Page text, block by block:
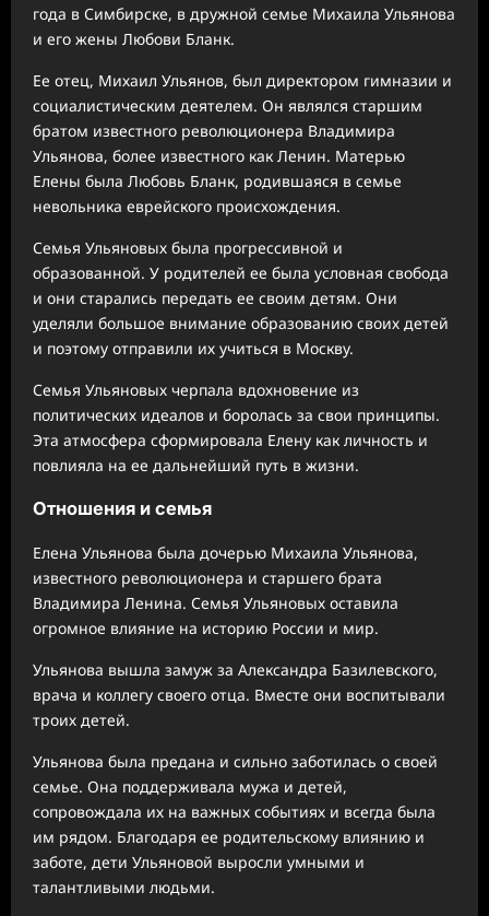
года в Симбирске, в дружной семье Михаила Ульянова
и его жены Любови Бланк.
Ее отец, Михаил Ульянов, был директором гимназии и
социалистическим деятелем. Он являлся старшим
братом известного революционера Владимира
Ульянова, более известного как Ленин. Матерью
Елены была Любовь Бланк, родившаяся в семье
невольника еврейского происхождения.
Семья Ульяновых была прогрессивной и
образованной. У родителей ее была условная свобода
и они старались передать ее своим детям. Они
уделяли большое внимание образованию своих детей
и поэтому отправили их учиться в Москву.
Семья Ульяновых черпала вдохновение из
политических идеалов и боролась за свои принципы.
Эта атмосфера сформировала Елену как личность и
повлияла на ее дальнейший путь в жизни.
Отношения и семья
Елена Ульянова была дочерью Михаила Ульянова,
известного революционера и старшего брата
Владимира Ленина. Семья Ульяновых оставила
огромное влияние на историю России и мир.
Ульянова вышла замуж за Александра Базилевского,
врача и коллегу своего отца. Вместе они воспитывали
троих детей.
Ульянова была предана и сильно заботилась о своей
семье. Она поддерживала мужа и детей,
сопровождала их на важных событиях и всегда была
им рядом. Благодаря ее родительскому влиянию и
заботе, дети Ульяновой выросли умными и
талантливыми людьми.